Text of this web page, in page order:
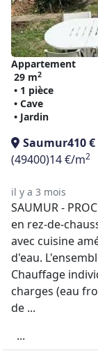
Appartement
29 m2
• 1 pièce
• Cave
• Jardin
Saumur410 €
(49400)14 €/m2
il y a 3 mois
SAUMUR -
en rez-de-
avec cuisine
d'eau.
Chauffage
charges (eau
de ...
...